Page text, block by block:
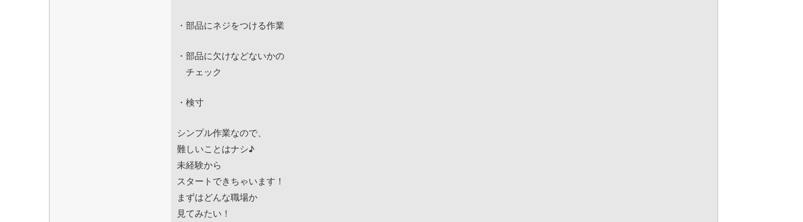
・部品にネジをつける作業
・部品に欠けなどないかの
チェック
・検寸
シンプル作業なので、
難しいことはナシ♪
未経験から
スタートできちゃいます！
まずはどんな職場か
見てみたい！